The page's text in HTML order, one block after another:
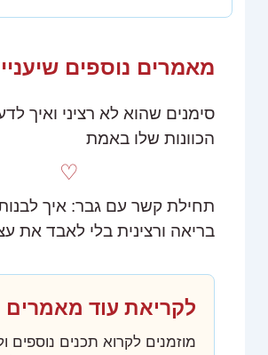
מאמרים נוספים
סימנים שהוא לא רציני ואיך
הכוונות שלו באמת
♡
תחילת קשר עם גבר: איך לבנות
בריאה ורצינית בלי לאבד את
לקריאת עוד מאמרים
מוזמנים לקרוא תכנים נוספים